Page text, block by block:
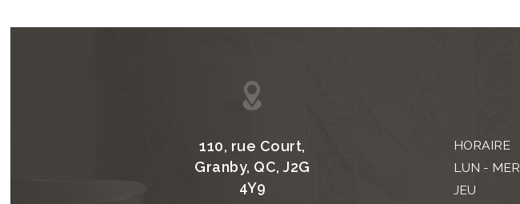
110, rue Court,
Granby, QC, J2G
4Y9
HORAIRE
LUN - MER
JEU